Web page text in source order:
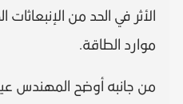
الأثر في الحد من الإنبعاثات
موارد الطاقة.
من جانبه أوضح المهندس